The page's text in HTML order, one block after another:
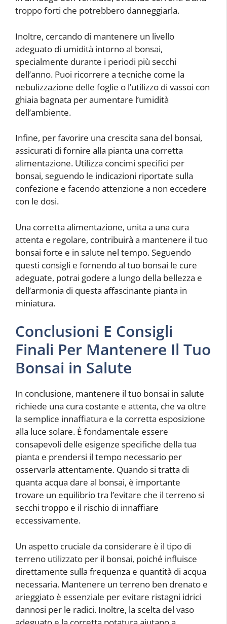
troppo forti che potrebbero danneggiarla.
Inoltre, cercando di mantenere un livello
adeguato di umidità intorno al bonsai,
specialmente durante i periodi più secchi
dell’anno. Puoi ricorrere a tecniche come la
nebulizzazione delle foglie o l’utilizzo di vassoi con
ghiaia bagnata per aumentare l’umidità
dell’ambiente.
Infine, per favorire una crescita sana del bonsai,
assicurati di fornire alla pianta una corretta
alimentazione. Utilizza concimi specifici per
bonsai, seguendo le indicazioni riportate sulla
confezione e facendo attenzione a non eccedere
con le dosi.
Una corretta alimentazione, unita a una cura
attenta e regolare, contribuirà a mantenere il tuo
bonsai forte e in salute nel tempo. Seguendo
questi consigli e fornendo al tuo bonsai le cure
adeguate, potrai godere a lungo della bellezza e
dell’armonia di questa affascinante pianta in
miniatura.
Conclusioni E Consigli
Finali Per Mantenere Il Tuo
Bonsai in Salute
In conclusione, mantenere il tuo bonsai in salute
richiede una cura costante e attenta, che va oltre
la semplice innaffiatura e la corretta esposizione
alla luce solare. È fondamentale essere
consapevoli delle esigenze specifiche della tua
pianta e prendersi il tempo necessario per
osservarla attentamente. Quando si tratta di
quanta acqua dare al bonsai, è importante
trovare un equilibrio tra l’evitare che il terreno si
secchi troppo e il rischio di innaffiare
eccessivamente.
Un aspetto cruciale da considerare è il tipo di
terreno utilizzato per il bonsai, poiché influisce
direttamente sulla frequenza e quantità di acqua
necessaria. Mantenere un terreno ben drenato e
arieggiato è essenziale per evitare ristagni idrici
dannosi per le radici. Inoltre, la scelta del vaso